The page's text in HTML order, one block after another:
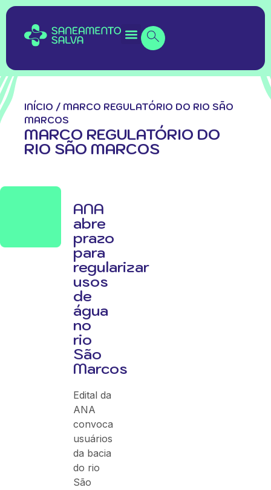
INÍCIO / MARCO REGULATÓRIO DO RIO SÃO
MARCOS
MARCO REGULATÓRIO DO
RIO SÃO MARCOS
ANA
abre
prazo
para
regularizar
usos
de
água
no
rio
São
Marcos
Edital da
ANA
convoca
usuários
da bacia
do rio
São